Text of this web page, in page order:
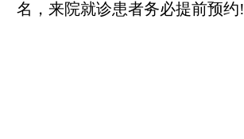
名，来院就诊患者务必提前预约!